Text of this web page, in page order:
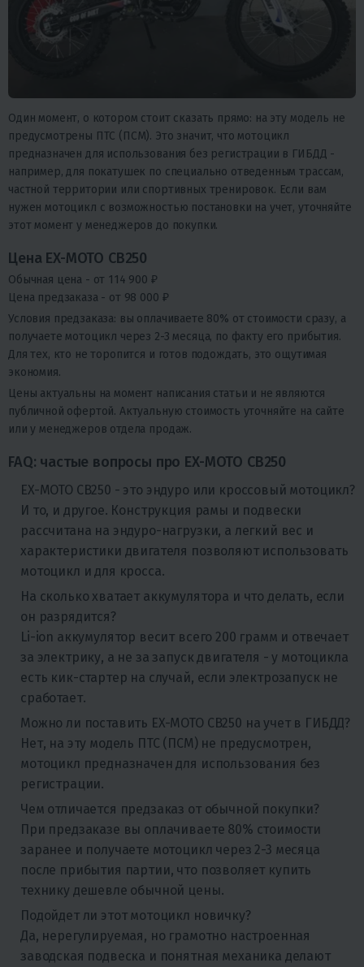
Один момент, о котором стоит сказать прямо: на эту модель не
предусмотрены ПТС (ПСМ). Это значит, что мотоцикл
предназначен для использования без регистрации в ГИБДД -
например, для покатушек по специально отведенным трассам,
частной территории или спортивных тренировок. Если вам
нужен мотоцикл с возможностью постановки на учет, уточняйте
этот момент у менеджеров до покупки.
Цена EX-MOTO CB250
Обычная цена - от 114 900 ₽
Цена предзаказа - от 98 000 ₽
Условия предзаказа: вы оплачиваете 80% от стоимости сразу, а
получаете мотоцикл через 2-3 месяца, по факту его прибытия.
Для тех, кто не торопится и готов подождать, это ощутимая
экономия.
Цены актуальны на момент написания статьи и не являются
публичной офертой. Актуальную стоимость уточняйте на сайте
или у менеджеров отдела продаж.
FAQ: частые вопросы про EX-MOTO CB250
EX-MOTO CB250 - это эндуро или кроссовый мотоцикл?
И то, и другое. Конструкция рамы и подвески
рассчитана на эндуро-нагрузки, а легкий вес и
характеристики двигателя позволяют использовать
мотоцикл и для кросса.
На сколько хватает аккумулятора и что делать, если
он разрядится?
Li-ion аккумулятор весит всего 200 грамм и отвечает
за электрику, а не за запуск двигателя - у мотоцикла
есть кик-стартер на случай, если электрозапуск не
сработает.
Можно ли поставить EX-MOTO CB250 на учет в ГИБДД?
Нет, на эту модель ПТС (ПСМ) не предусмотрен,
мотоцикл предназначен для использования без
регистрации.
Чем отличается предзаказ от обычной покупки?
При предзаказе вы оплачиваете 80% стоимости
заранее и получаете мотоцикл через 2-3 месяца
после прибытия партии, что позволяет купить
технику дешевле обычной цены.
Подойдет ли этот мотоцикл новичку?
Да, нерегулируемая, но грамотно настроенная
заводская подвеска и понятная механика делают